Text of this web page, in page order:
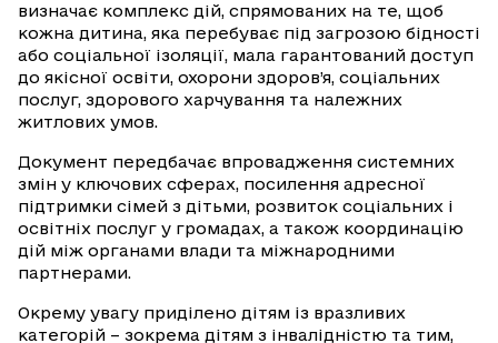
визначає комплекс дій, спрямованих на те, щоб
кожна дитина, яка перебуває під загрозою бідності
або соціальної ізоляції, мала гарантований доступ
до якісної освіти, охорони здоров’я, соціальних
послуг, здорового харчування та належних
житлових умов.
Документ передбачає впровадження системних
змін у ключових сферах, посилення адресної
підтримки сімей з дітьми, розвиток соціальних і
освітніх послуг у громадах, а також координацію
дій між органами влади та міжнародними
партнерами.
Окрему увагу приділено дітям із вразливих
категорій – зокрема дітям з інвалідністю та тим,